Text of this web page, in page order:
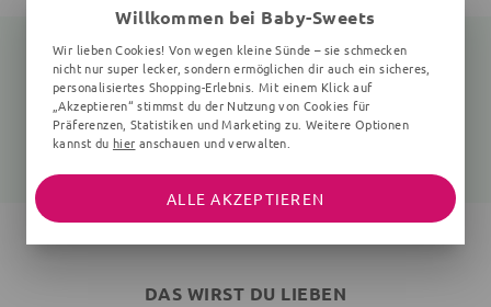
Set
4 Teile, 5-8 Jahre, beige, hellblau
28,65 € 34,99 €
Set
4 Teile, 5-8 Jahre, weiß, mint
32,95 € 34,99 €
Set
DAS WIRST DU LIEBEN
Willkommen bei Baby-Sweets
Wir lieben Cookies! Von wegen kleine Sünde – sie schmecken
nicht nur super lecker, sondern ermöglichen dir auch ein sicheres,
personalisiertes Shopping-Erlebnis. Mit einem Klick auf
„Akzeptieren“ stimmst du der Nutzung von Cookies für
Präferenzen, Statistiken und Marketing zu. Weitere Optionen
kannst du hier anschauen und verwalten.
ALLE AKZEPTIEREN